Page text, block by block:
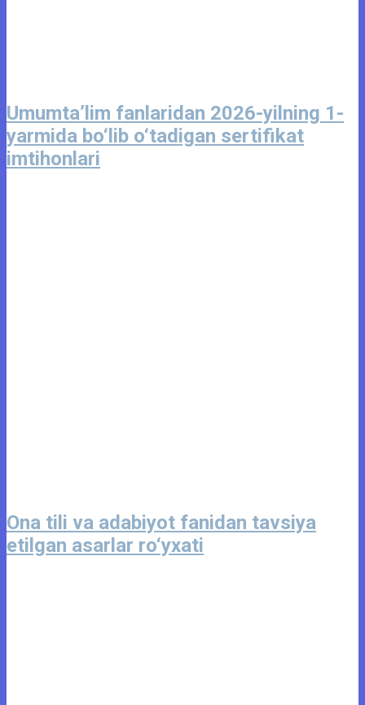
Umumta’lim fanlaridan 2026-yilning 1-
yarmida bo‘lib o‘tadigan sertifikat
imtihonlari
Ona tili va adabiyot fanidan tavsiya
etilgan asarlar ro‘yxati